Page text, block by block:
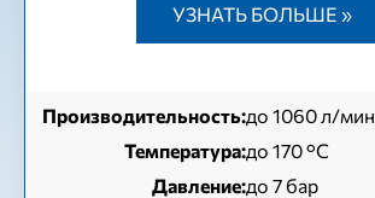
УЗНАТЬ БОЛЬШЕ »
Производительность:до 1060 л/мин
Температура:до 170 °C
Давление:до 7 бар